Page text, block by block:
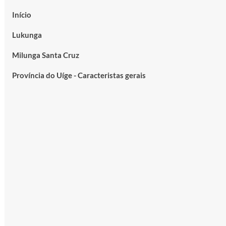
Início
Lukunga
Milunga Santa Cruz
Província do Uíge - Caracteristas gerais